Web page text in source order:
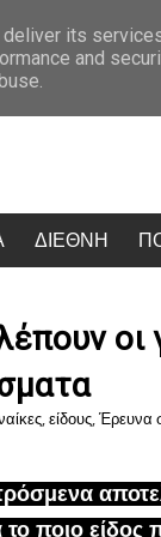
Κίντμαν, Σαλντάνα
ΔΙΕΘΝΗ
οι
, είδους, Έρευνα
το ποιο είδος
its
and